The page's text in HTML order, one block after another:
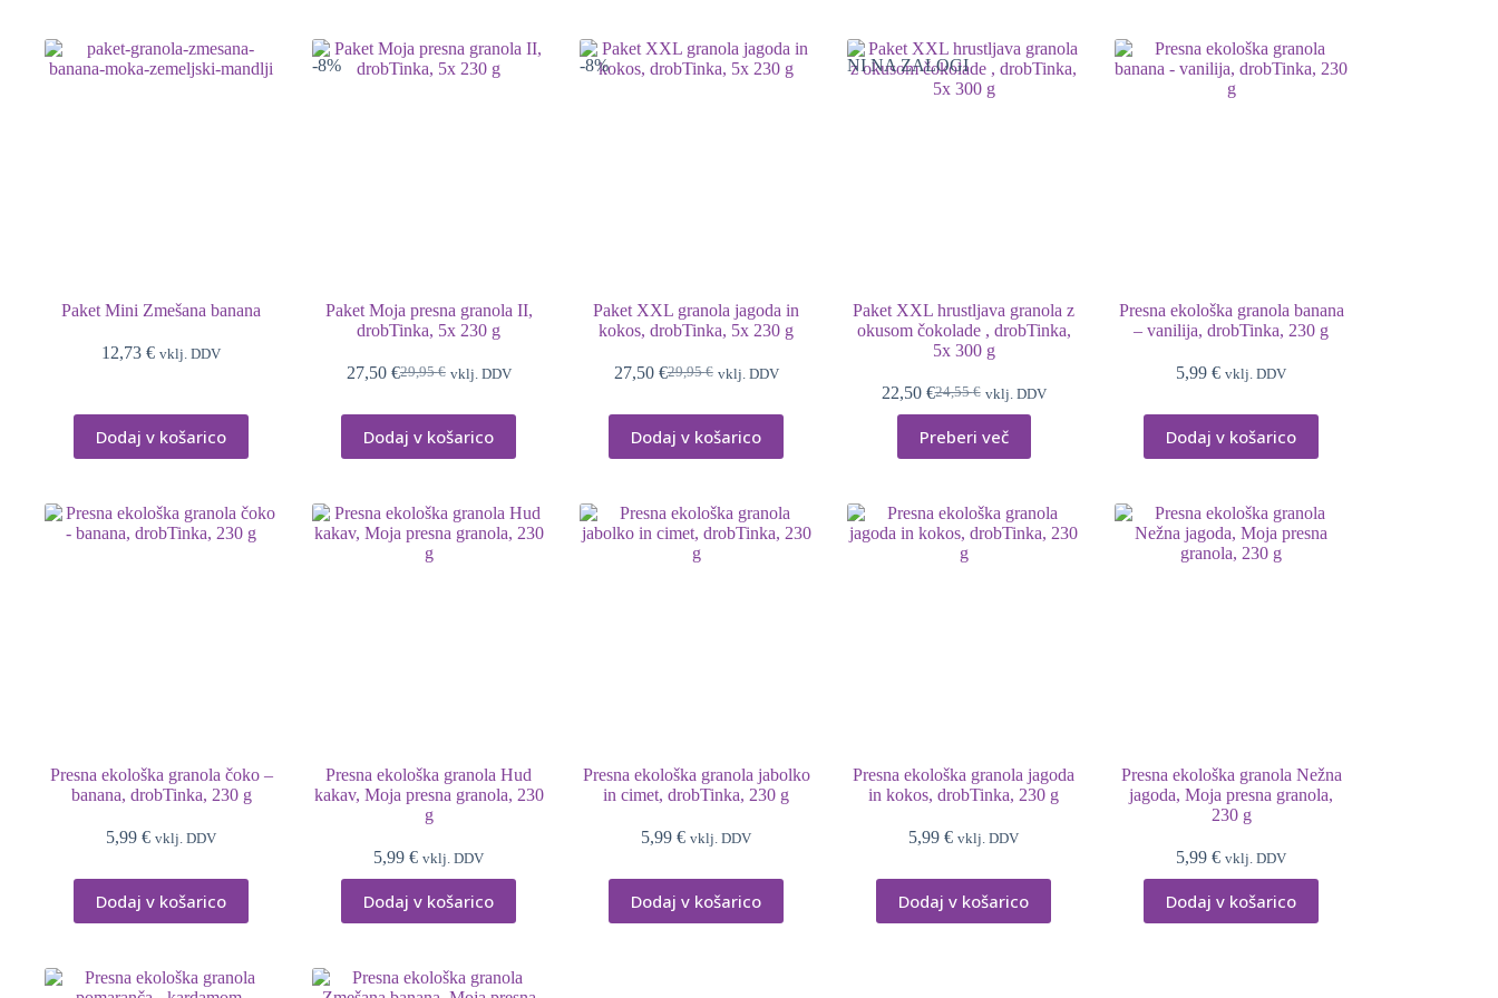
Paket Mini Zmešana banana
12,73€ vklj. DDV
Dodaj v košarico
-8%
Paket Moja presna granola II,
drobTinka, 5x 230 g
29,95€
Izvirna
je
bila:
29,95 €.
27,50 €Trenutna
je:
27,50 €.
vklj. DDV
Dodaj v košarico
-8%
Paket XXL granola jagoda in
kokos, drobTinka, 5x 230 g
29,95€
Izvirna
je
bila:
29,95 €.
27,50 €Trenutna
je:
27,50 €.
vklj. DDV
Dodaj v košarico
NI NA ZALOGI
Paket XXL hrustljava granola z
okusom čokolade , drobTinka,
5x 300 g
24,55€
Izvirna
cena
je
bila:
22,50 €Trenutna
cena
je:
22,50 €.
vklj. DDV
Preberi več
Presna ekološka granola banana
– vanilija, drobTinka, 230 g
5,99€ vklj. DDV
Dodaj v košarico
Presna ekološka granola čoko –
banana, drobTinka, 230 g
5,99€ vklj. DDV
Dodaj v košarico
Presna ekološka granola Hud
kakav, Moja presna granola, 230
g
5,99€ vklj. DDV
Dodaj v košarico
Presna ekološka granola jabolko
in cimet, drobTinka, 230 g
5,99€ vklj. DDV
Dodaj v košarico
Presna ekološka granola jagoda
in kokos, drobTinka, 230 g
5,99€ vklj. DDV
Dodaj v košarico
Presna ekološka granola Nežna
jagoda, Moja presna granola,
230 g
5,99€ vklj. DDV
Dodaj v košarico